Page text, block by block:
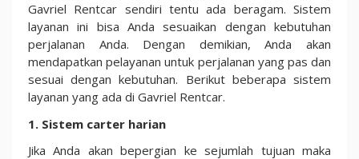
Gavriel Rentcar sendiri tentu ada beragam. Sistem
layanan ini bisa Anda sesuaikan dengan kebutuhan
perjalanan Anda. Dengan demikian, Anda akan
mendapatkan pelayanan untuk perjalanan yang pas dan
sesuai dengan kebutuhan. Berikut beberapa sistem
layanan yang ada di Gavriel Rentcar.
1. Sistem carter harian
Jika Anda akan bepergian ke sejumlah tujuan maka